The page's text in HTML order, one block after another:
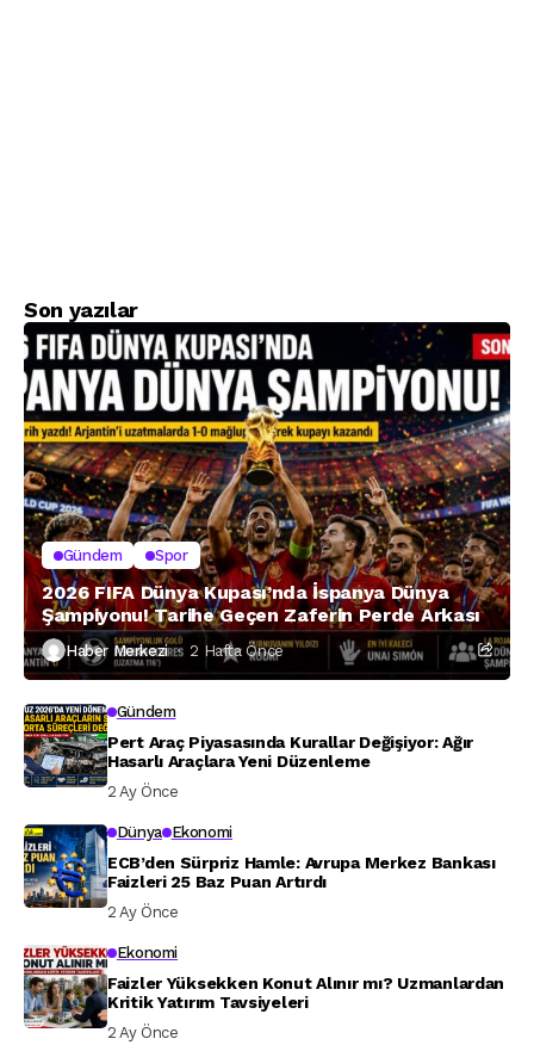
Son yazılar
Gündem Spor
2026 FIFA Dünya Kupası’nda İspanya Dünya
Şampiyonu! Tarihe Geçen Zaferin Perde Arkası
Haber Merkezi 2 Hafta Önce
Gündem
Pert Araç Piyasasında Kurallar Değişiyor: Ağır
Hasarlı Araçlara Yeni Düzenleme
2 Ay Önce
Dünya Ekonomi
ECB’den Sürpriz Hamle: Avrupa Merkez Bankası
Faizleri 25 Baz Puan Artırdı
2 Ay Önce
Ekonomi
Faizler Yüksekken Konut Alınır mı? Uzmanlardan
Kritik Yatırım Tavsiyeleri
2 Ay Önce